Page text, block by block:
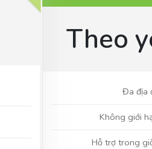
Theo
Đa địa
Không giới
Hỗ trợ trong